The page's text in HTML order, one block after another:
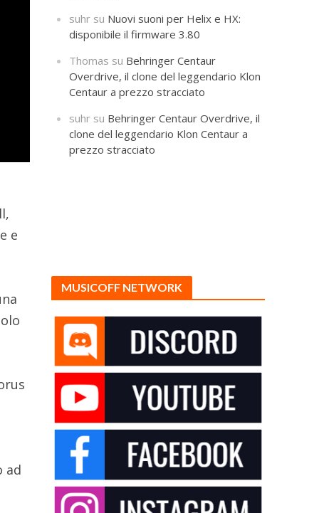
e
ad
suhr su Nuovi suoni per Helix e HX:
disponibile il firmware 3.80
Thomas su Behringer Centaur
Overdrive, il clone del leggendario Klon
Centaur a prezzo stracciato
suhr su Behringer Centaur Overdrive, il
clone del leggendario Klon Centaur a
prezzo stracciato
MUSICOFF NETWORK